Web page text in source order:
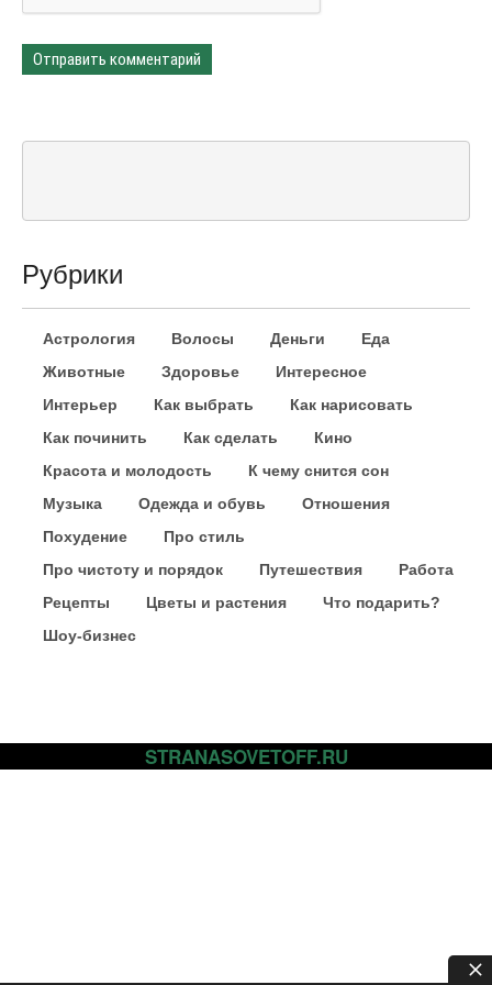
Рубрики
Астрология Волосы Деньги
Еда
Животные
Здоровье
Интересное
Интерьер
Как выбрать
Как нарисовать
Как починить
Как сделать
Кино
Красота и молодость
К чему снится сон
Музыка
Одежда и обувь
Отношения
Похудение
Про стиль
Про чистоту и порядок
Путешествия
Работа
Рецепты
Цветы и растения
Что подарить?
Шоу-бизнес
STRANASOVETOFF.RU